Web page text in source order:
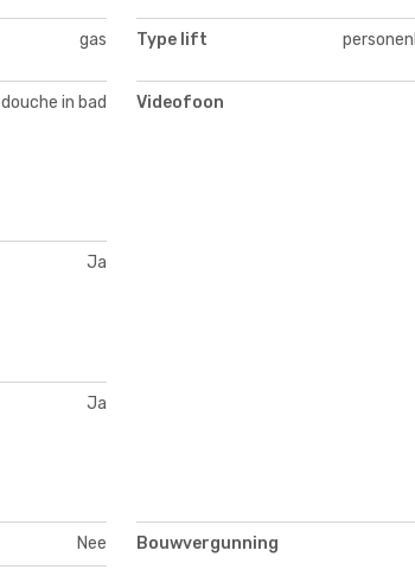
gas Type lift
douche in bad Videofoon
Ja
Ja
Nee Bouwvergunning